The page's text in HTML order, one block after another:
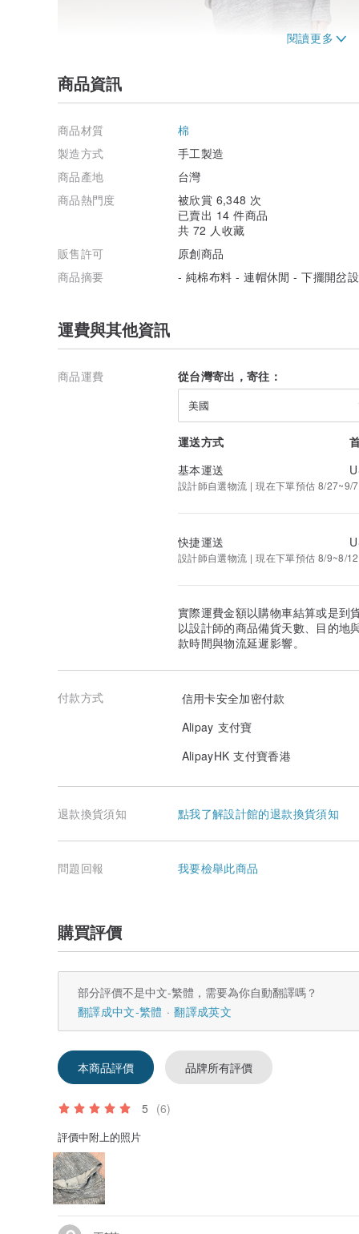
商品資訊
商品材質
棉
製造方式
手工製造
商品產地
台灣
商品熱門度
被欣賞 6,348 次
已賣出 14 件商品
共 72 人收藏
販售許可
原創商品
商品摘要
- 純棉布料 - 連帽休閒 - 下擺開岔
運費與其他資訊
商品運費 從台灣寄出，寄往：
美國
運送方式
基本運送
設計師自選物流 | 現在下單預估 8/27~9/
快捷運送
設計師自選物流 | 現在下單預估 8/9~8/
實際運費金額以購物車結算或是到
以設計師的商品備貨天數、目的地
款時間與物流延遲影響。
付款方式
信用卡安全加密付款
Alipay 支付寶
AlipayHK 支付寶香港
退款換貨須知 點我了解設計館的退款換貨須知
問題回報 我要檢舉此商品
購買評價
部分評價不是中文-繁體，需要為你自動翻譯嗎？
翻譯成中文-繁體
翻譯成英文
本商品評價 品牌所有評價
5 (6)
評價中附上的照片